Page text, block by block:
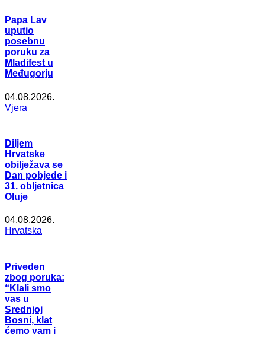
Papa Lav
uputio
posebnu
poruku za
Mladifest u
Međugorju
04.08.2026.
Vjera
Diljem
Hrvatske
obilježava se
Dan pobjede i
31. obljetnica
Oluje
04.08.2026.
Hrvatska
Priveden
zbog poruka:
“Klali smo
vas u
Srednjoj
Bosni, klat
ćemo vam i